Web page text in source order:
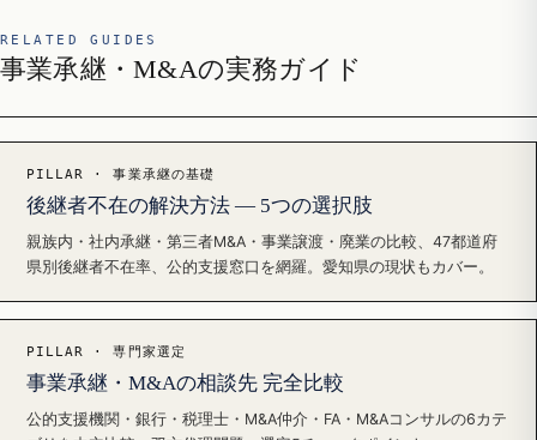
RELATED GUIDES
事業承継・M&Aの実務ガイド
PILLAR · 事業承継の基礎
後継者不在の解決方法 — 5つの選択肢
親族内・社内承継・第三者M&A・事業譲渡・廃業の比較、47都道府
県別後継者不在率、公的支援窓口を網羅。愛知県の現状もカバー。
PILLAR · 専門家選定
事業承継・M&Aの相談先 完全比較
公的支援機関・銀行・税理士・M&A仲介・FA・M&Aコンサルの6カテ